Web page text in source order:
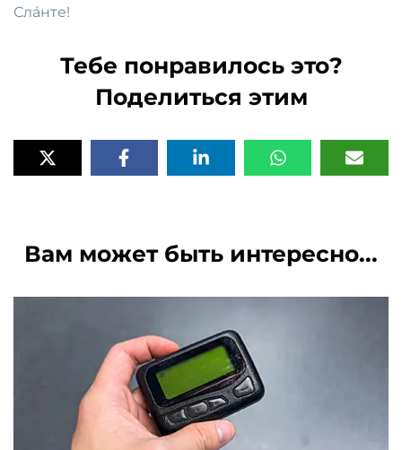
Слáнте!
Тебе понравилось это?
Поделиться этим
Вам может быть интересно...